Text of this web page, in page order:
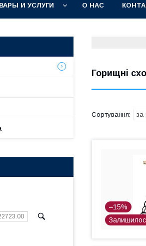
И УСЛУГИ О НАС
Горищні
–15%